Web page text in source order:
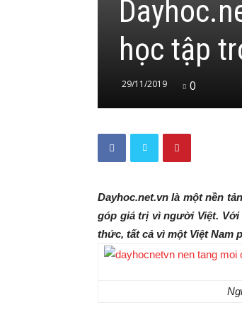
học tập
29/11/2019 0
Dayhoc.net.vn là một nền
góp giá trị vì người Việt.
thức, tất cả vì một Việt Nam